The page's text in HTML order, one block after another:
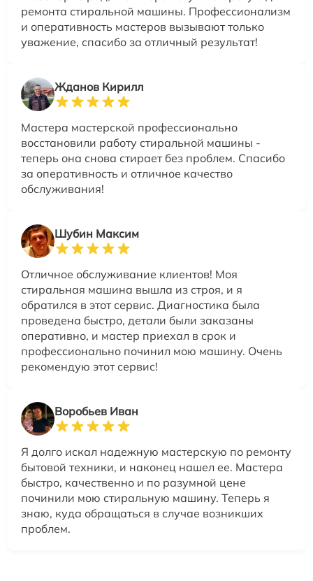
ремонта стиральной машины. Профессионализм
и оперативность мастеров вызывают только
уважение, спасибо за отличный результат!
Жданов Кирилл
Мастера мастерской профессионально
восстановили работу стиральной машины -
теперь она снова стирает без проблем. Спасибо
за оперативность и отличное качество
обслуживания!
Шубин Максим
Отличное обслуживание клиентов! Моя
стиральная машина вышла из строя, и я
обратился в этот сервис. Диагностика была
проведена быстро, детали были заказаны
оперативно, и мастер приехал в срок и
профессионально починил мою машину. Очень
рекомендую этот сервис!
Воробьев Иван
Я долго искал надежную мастерскую по ремонту
бытовой техники, и наконец нашел ее. Мастера
быстро, качественно и по разумной цене
починили мою стиральную машину. Теперь я
знаю, куда обращаться в случае возникших
проблем.